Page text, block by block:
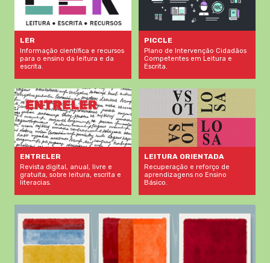
LER
Informação científica e recursos
para o ensino da leitura e da
escrita.
PICCLE
Plano de Intervenção Cidadãos
Competentes em Leitura e
Escrita.
ENTRELER
Revista digital, anual, livre e
gratuita, sobre leitura, escrita e
literacias.
LEITURA ORIENTADA
Recuperação e reforço de
aprendizagens no Ensino
Básico.